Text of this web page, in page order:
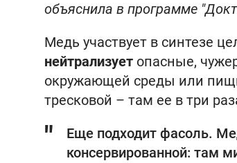
объяснила в программе
Медь участвует в синтезе
нейтрализует опасные,
окружающей среды или
тресковой – там ее в три
Еще подходит фасоль.
консервированной: там